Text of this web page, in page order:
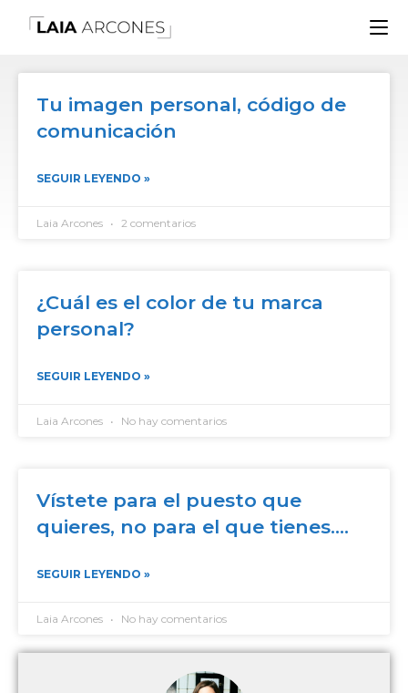
Tu imagen personal, código de
comunicación
SEGUIR LEYENDO »
Laia Arcones 2 comentarios
¿Cuál es el color de tu marca
personal?
SEGUIR LEYENDO »
Laia Arcones No hay comentarios
Vístete para el puesto que
quieres, no para el que tienes….
SEGUIR LEYENDO »
Laia Arcones No hay comentarios